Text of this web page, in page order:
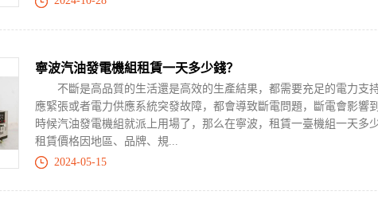
寧波汽油發電機組租賃一天多少錢？
不斷是高品質的生活還是高效的生產結果，都需要充足的電力支
應緊張或者電力供應系統突發故障，都會導致斷電問題，斷電會影響
時候汽油發電機組就派上用場了，那么在寧波，租賃一臺機組一
租賃價格因地區、品牌、規...
2024-05-15